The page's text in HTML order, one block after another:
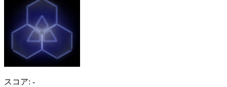
スコア: -